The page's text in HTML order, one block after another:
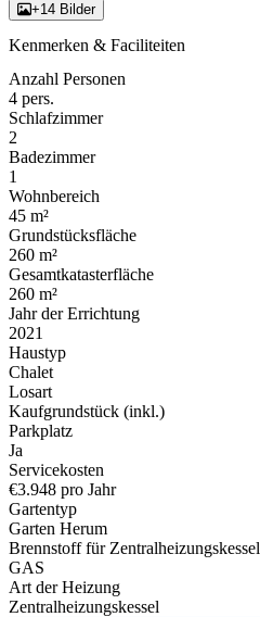
+14 Bilder
Kenmerken & Faciliteiten
Anzahl Personen
4 pers.
Schlafzimmer
2
Badezimmer
1
Wohnbereich
45 m²
Grundstücksfläche
260 m²
Gesamtkatasterfläche
260 m²
Jahr der Errichtung
2021
Haustyp
Chalet
Losart
Kaufgrundstück (inkl.)
Parkplatz
Ja
Servicekosten
€3.948 pro Jahr
Gartentyp
Garten Herum
Brennstoff für Zentralheizungskessel
GAS
Art der Heizung
Zentralheizungskessel